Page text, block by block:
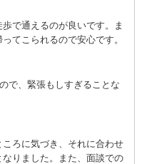
で通えるのが良いです。ま
てこられるので安心です。
で、緊張もしすぎることな
ろに気づき、それに合わせ
りました。また、面談での